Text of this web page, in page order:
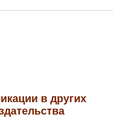
в других